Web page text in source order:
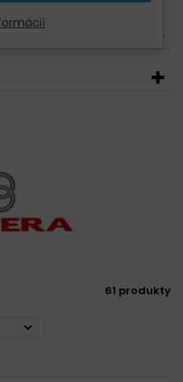
61 produkty